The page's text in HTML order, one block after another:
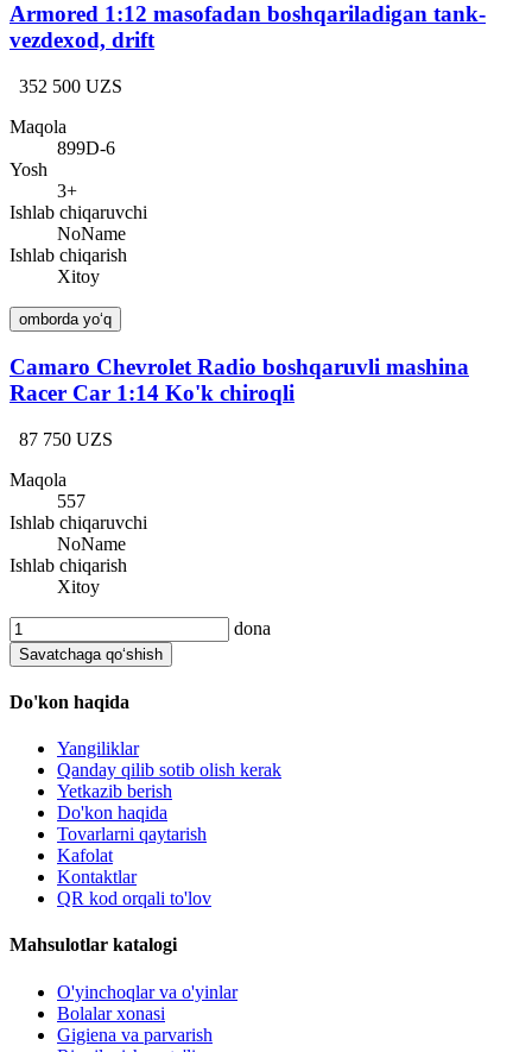
Armored 1:12 masofadan boshqariladigan tank-
vezdexod, drift
352 500 UZS
Maqola
899D-6
Yosh
3+
Ishlab chiqaruvchi
NoName
Ishlab chiqarish
Xitoy
omborda yo‘q
Camaro Chevrolet Radio boshqaruvli mashina
Racer Car 1:14 Ko'k chiroqli
87 750 UZS
Maqola
557
Ishlab chiqaruvchi
NoName
Ishlab chiqarish
Xitoy
dona
Savatchaga qo‘shish
Do'kon haqida
Yangiliklar
Qanday qilib sotib olish kerak
Yetkazib berish
Do'kon haqida
Tovarlarni qaytarish
Kafolat
Kontaktlar
QR kod orqali to'lov
Mahsulotlar katalogi
O'yinchoqlar va o'yinlar
Bolalar xonasi
Gigiena va parvarish